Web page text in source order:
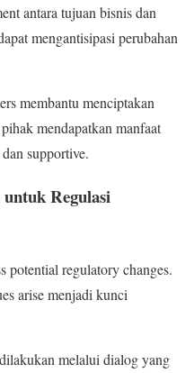
antara tujuan bisnis dan
mengantisipasi perubahan
membantu menciptakan
mendapatkan manfaat
supportive.
Regulasi
potential regulatory changes.
arise menjadi kunci
melalui dialog yang